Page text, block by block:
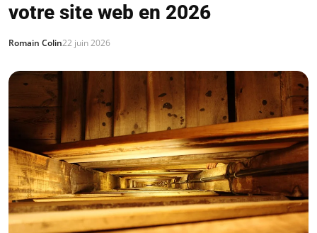
votre site web en 2026
Romain Colin22 juin 2026